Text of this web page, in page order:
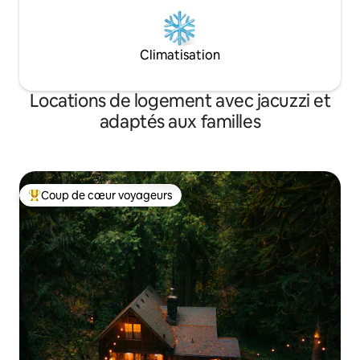
Climatisation
Locations de logement avec jacuzzi et
adaptés aux familles
Coups de cœur voyageurs les plus appréciés
Coup de cœur voyageurs